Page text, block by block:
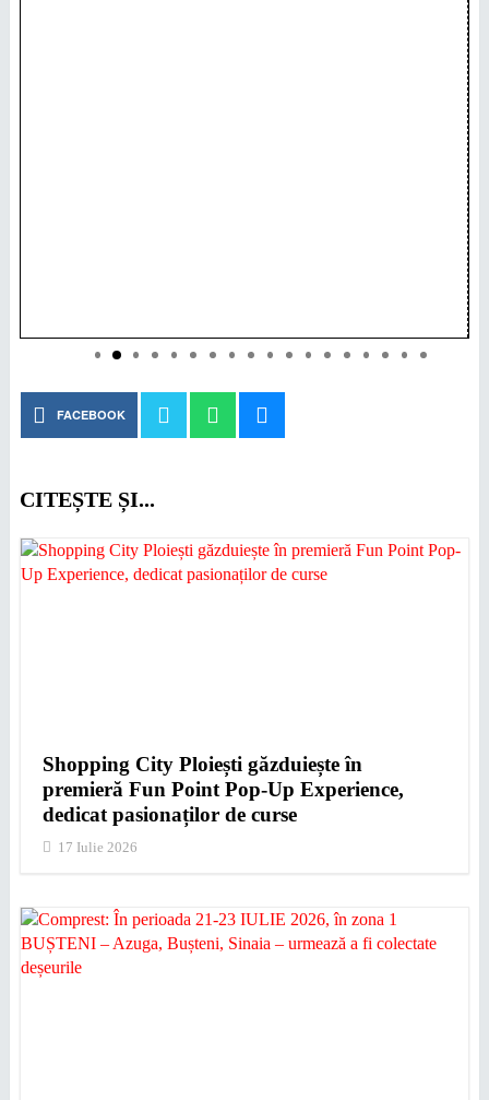
FACEBOOK
CITEȘTE ȘI...
Shopping City Ploiești găzduiește în
premieră Fun Point Pop-Up Experience,
dedicat pasionaților de curse
17 Iulie 2026